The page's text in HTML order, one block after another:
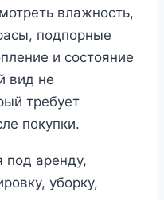
влажность,
подпорные
и состояние
вид не
требует
покупки.
под аренду,
уборку,